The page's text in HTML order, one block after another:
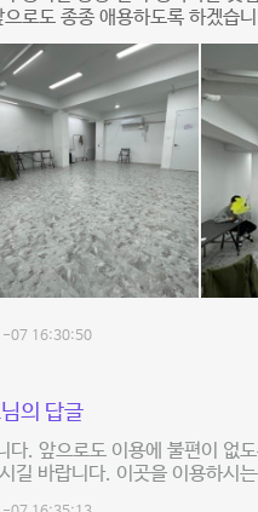
로도 종종 애용하도록 하겠습
07 16:30:50
의 답글
다. 앞으로도 이용에 불편이 없
길 바랍니다. 이곳을 이용하시